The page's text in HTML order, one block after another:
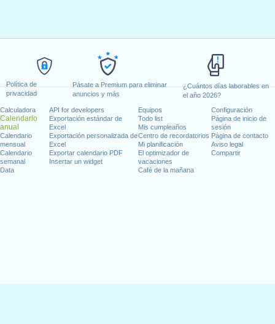
Política de
privacidad
Pásate a Premium para eliminar
anuncios y más
¿Cuántos días laborables en
el año 2026?
Calculadora
Calendario
anual
Calendario
mensual
Calendario
semanal
Data
API for developers
Exportación estándar de
Excel
Exportación personalizada de
Excel
Exportar calendario PDF
Insertar un widget
Equipos
Todo list
Mis cumpleaños
Centro de recordatorios
Mi planificación
El optimizador de
vacaciones
Café de la mañana
Configuración
Página de inicio de
sesión
Página de contacto
Aviso legal
Compartir